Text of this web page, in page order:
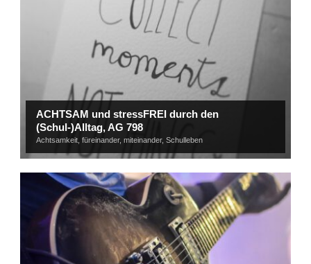
ACHTSAM und stressFREI durch den
(Schul-)Alltag, AG 798
Achtsamkeit füreinander, miteinander, Schulleben